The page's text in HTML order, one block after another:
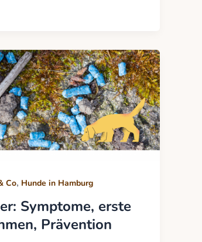
Co, Hunde in Hamburg
Symptome, erste
Prävention